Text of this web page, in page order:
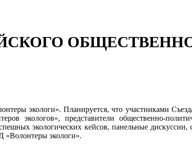
экологи». Планируется, что участниками
экологов», представители общественно-
экологических кейсов, панельные
«Волонтеры экологи».